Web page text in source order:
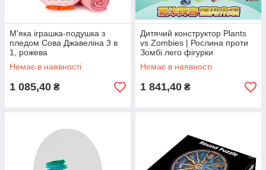
М'яка іграшка-подушка з
пледом Сова Джавеліна 3 в
1, рожева
Немає в наявності
1 085,40 ₴
Дитячий конструктор Plants
vs Zombies | Рослина проти
Зомбі лего фігурки
Немає в наявності
1 841,40 ₴